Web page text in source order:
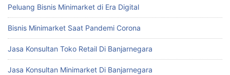
Peluang Bisnis Minimarket di Era Digital
Bisnis Minimarket Saat Pandemi Corona
Jasa Konsultan Toko Retail Di Banjarnegara
Jasa Konsultan Minimarket Di Banjarnegara